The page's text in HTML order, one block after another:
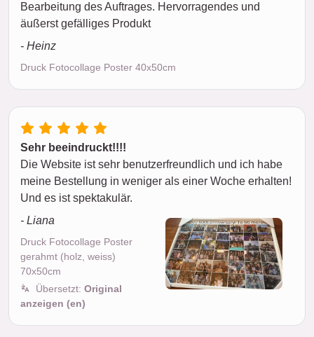
Bearbeitung des Auftrages. Hervorragendes und
äußerst gefälliges Produkt
- Heinz
Druck Fotocollage Poster 40x50cm
Sehr beeindruckt!!!!
Die Website ist sehr benutzerfreundlich und ich habe
meine Bestellung in weniger als einer Woche erhalten!
Und es ist spektakulär.
- Liana
Druck Fotocollage Poster
gerahmt (holz, weiss)
70x50cm
Übersetzt: Original
anzeigen (en)